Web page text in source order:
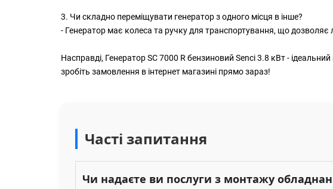
3. Чи складно переміщувати генератор з одного місця в інше?
- Генератор має колеса та ручку для транспортування, що дозволяє
Насправді, Генератор SC 7000 R бензиновий Senci 3.8 кВт -
зробіть замовлення в інтернет магазині прямо зараз!
Часті запитання
Чи надаєте ви послуги з монтажу